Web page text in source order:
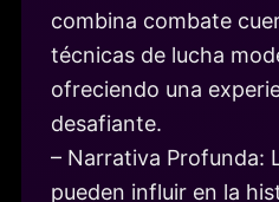
combina combate
técnicas de lucha
ofreciendo una
desafiante.
– Narrativa Profunda:
pueden influir en la